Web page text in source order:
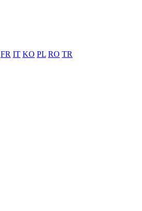
FR IT KO PL RO TR